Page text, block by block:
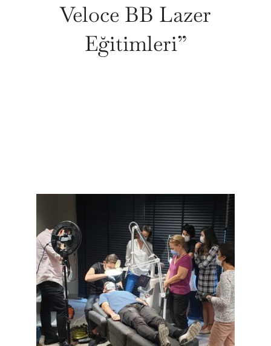
Veloce BB Lazer
Eğitimleri”